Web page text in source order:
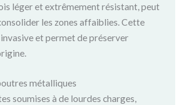
léger et extrêmement résistant, peut
les zones affaiblies. Cette
et permet de préserver
métalliques
soumises à de lourdes charges,